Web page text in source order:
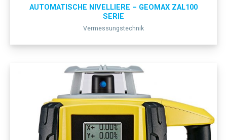
AUTOMATISCHE NIVELLIERE – GEOMAX ZAL100
SERIE
Vermessungstechnik